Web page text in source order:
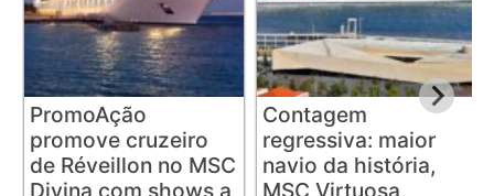
PromoAção
promove cruzeiro
de Réveillon no MSC
Divina com shows a
Contagem
regressiva: maior
navio da história,
MSC Virtuosa,